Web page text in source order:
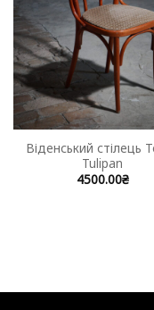
Віденський стілець
Tulipan
4500.00₴